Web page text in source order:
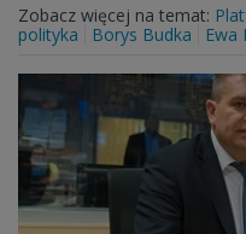
Zobacz więcej na temat:
polityka
Borys Budka Ewa